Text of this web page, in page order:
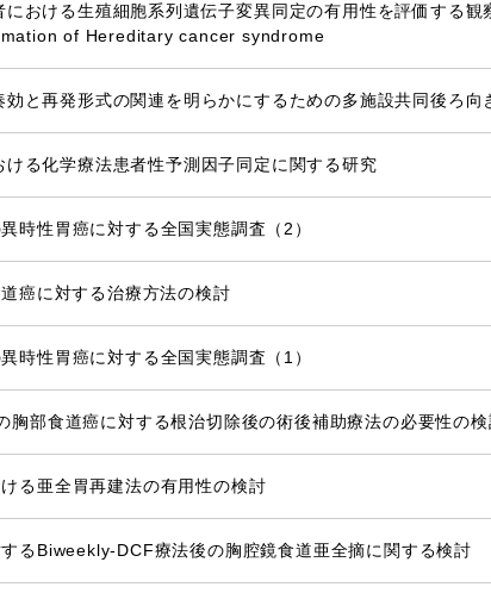
における生殖細胞系列遺伝子変異同定の有用性を評価する
of Hereditary cancer syndrome
と再発形式の関連を明らかにするための多施設共同後ろ向
る化学療法患者性予測因子同定に関する研究
時性胃癌に対する全国実態調査（2）
癌に対する治療方法の検討
時性胃癌に対する全国実態調査（1）
部食道癌に対する根治切除後の術後補助療法の必要性の検
る亜全胃再建法の有用性の検討
るBiweekly-DCF療法後の胸腔鏡食道亜全摘に関する検討